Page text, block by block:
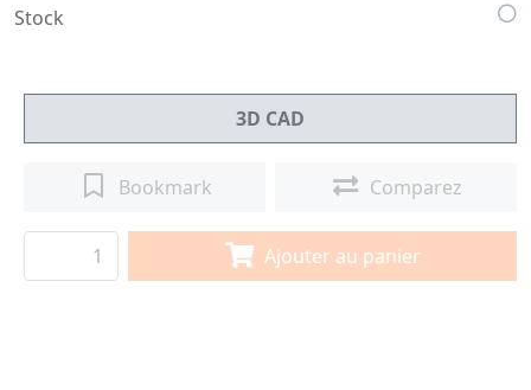
Stock
3D CAD
Bookmark Comparez
Ajouter au panier